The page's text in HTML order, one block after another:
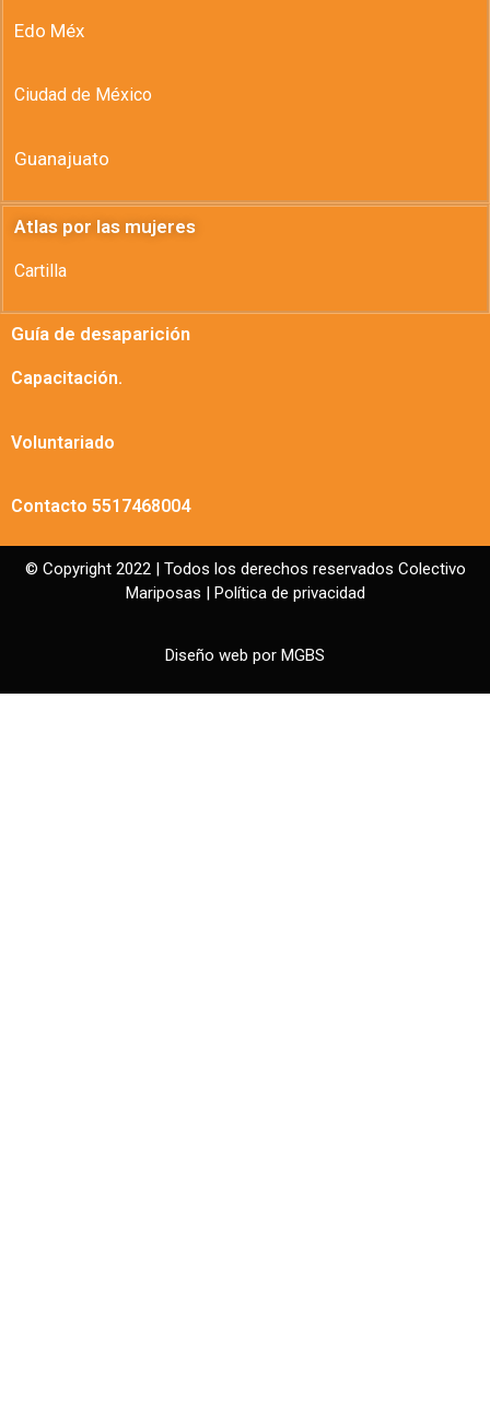
Edo Méx
Ciudad de México
Guanajuato
Atlas por las mujeres
Cartilla
Guía de desaparición
Capacitación.
Voluntariado
Contacto 5517468004
© Copyright 2022 | Todos los derechos reservados Colectivo
Mariposas |
Política de privacidad
Diseño web por MGBS